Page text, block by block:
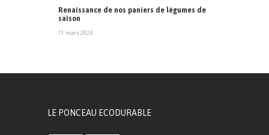
Renaissance de nos paniers de légumes de
saison
11 mars 2024
LE PONCEAU ECODURABLE